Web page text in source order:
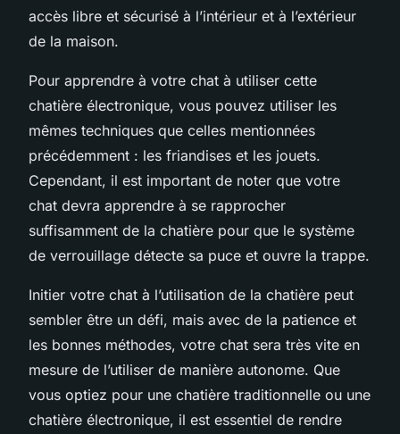
accès libre et sécurisé à l’intérieur et à l’extérieur
de la maison.
Pour apprendre à votre chat à utiliser cette
chatière électronique, vous pouvez utiliser les
mêmes techniques que celles mentionnées
précédemment : les friandises et les jouets.
Cependant, il est important de noter que votre
chat devra apprendre à se rapprocher
suffisamment de la chatière pour que le système
de verrouillage détecte sa puce et ouvre la trappe.
Initier votre chat à l’utilisation de la chatière peut
sembler être un défi, mais avec de la patience et
les bonnes méthodes, votre chat sera très vite en
mesure de l’utiliser de manière autonome. Que
vous optiez pour une chatière traditionnelle ou une
chatière électronique, il est essentiel de rendre